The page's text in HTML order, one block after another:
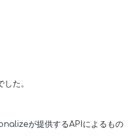
した。
が提供するAPIによるもの